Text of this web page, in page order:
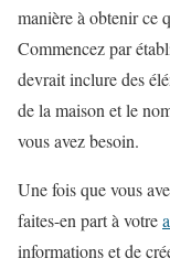
manière à obtenir ce
Commencez par
devrait inclure des
de la maison et le
vous avez besoin.
Une fois que vous
faites-en part à votre
informations et de